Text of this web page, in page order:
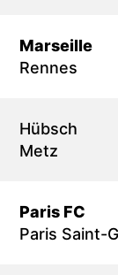
Marseille
Rennes
Hübsch
Metz
Paris FC
Paris Saint-